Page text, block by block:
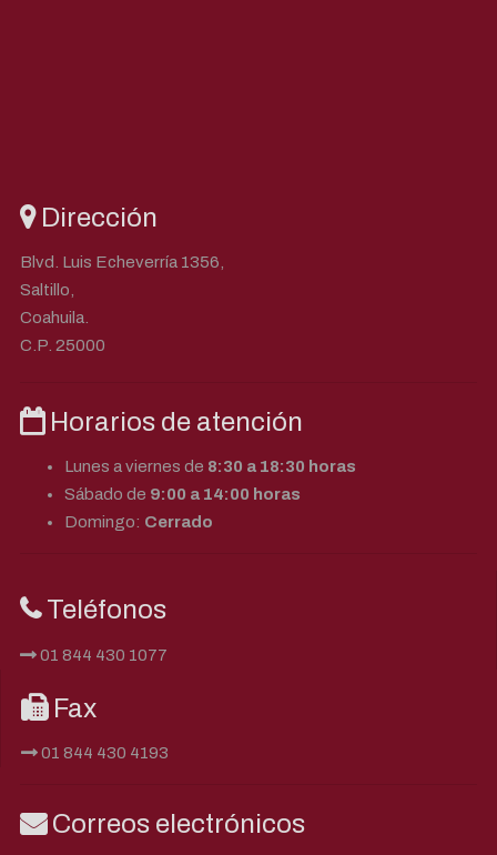
Dirección
Blvd. Luis Echeverría 1356,
Saltillo,
Coahuila.
C.P. 25000
Horarios de atención
Lunes a viernes de 8:30 a 18:30 horas
Sábado de 9:00 a 14:00 horas
Domingo: Cerrado
Teléfonos
01 844 430 1077
Fax
01 844 430 4193
Correos electrónicos